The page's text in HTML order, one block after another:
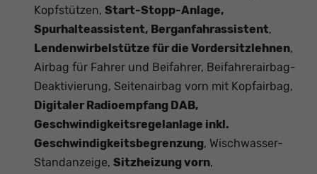
Kopfstützen, Start-Stopp-Anlage,
Spurhalteassistent, Berganfahrassistent,
Lendenwirbelstütze für die Vordersitzlehnen,
Airbag für Fahrer und Beifahrer, Beifahrerairbag-
Deaktivierung, Seitenairbag vorn mit Kopfairbag,
Digitaler Radioempfang DAB,
Geschwindigkeitsregelanlage inkl.
Geschwindigkeitsbegrenzung, Wischwasser-
Standanzeige, Sitzheizung vorn,